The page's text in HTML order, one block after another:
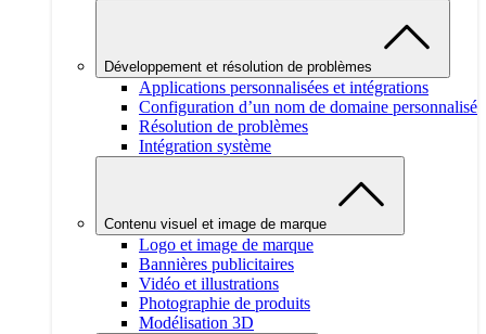
Développement et résolution de problèmes
Applications personnalisées et intégrations
Configuration d’un nom de domaine personnalisé
Résolution de problèmes
Intégration système
Contenu visuel et image de marque
Logo et image de marque
Bannières publicitaires
Vidéo et illustrations
Photographie de produits
Modélisation 3D